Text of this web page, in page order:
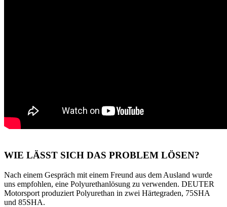
WIE LÄSST SICH DAS PROBLEM LÖSEN?
Nach einem Gespräch mit einem Freund aus dem Ausland wurde
uns empfohlen, eine Polyurethanlösung zu verwenden. DEUTER
Motorsport produziert Polyurethan in zwei Härtegraden, 75SHA
und 85SHA.